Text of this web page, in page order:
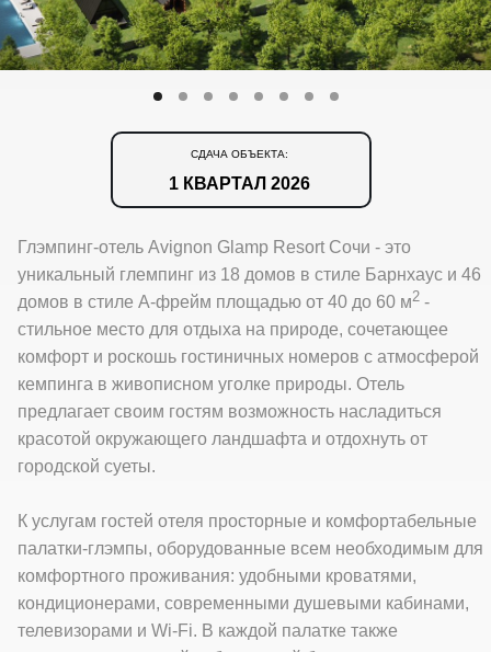
Глэмпинг-отель Avignon Glamp Resort Сочи - это
уникальный глемпинг из 18 домов в стиле Барнхаус и 46
домов в стиле А-фрейм площадью от 40 до 60 м2 -
стильное место для отдыха на природе, сочетающее
комфорт и роскошь гостиничных номеров с атмосферой
кемпинга в живописном уголке природы. Отель
предлагает своим гостям возможность насладиться
красотой окружающего ландшафта и отдохнуть от
городской суеты.
К услугам гостей отеля просторные и комфортабельные
палатки-глэмпы, оборудованные всем необходимым для
комфортного проживания: удобными кроватями,
кондиционерами, современными душевыми кабинами,
телевизорами и Wi-Fi. В каждой палатке также
СДАЧА ОБЪЕКТА:
1 КВАРТАЛ 2026